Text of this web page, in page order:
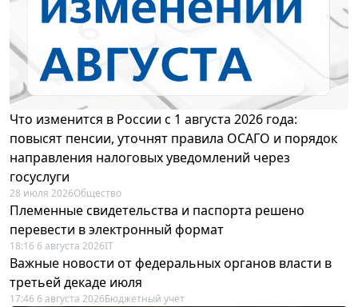
Что изменится в России с 1 августа 2026 года:
повысят пенсии, уточнят правила ОСАГО и порядок
направления налоговых уведомлений через
госуслуги
28 июля 2026Общество
Племенные свидетельства и паспорта решено
перевести в электронный формат
18:16 6 августа 2026IT
Важные новости от федеральных органов власти в
третьей декаде июля
17:46 6 августа 2026Бюджетный учет